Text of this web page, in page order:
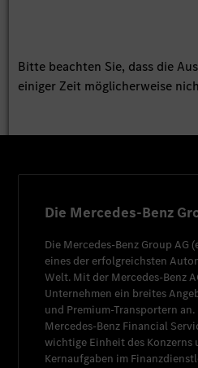
Bitte beachten Sie, dass die
einiger Zeit möglicherweise
Die Mercedes-Benz
Die Mercedes-Benz Group AG
eines der erfolgreichsten
Welt. Mit der Mercedes-Benz
Unternehmen ein breites
und Premium-Transportern an.
Mercedes-Benz Financial
wichtige Einheit des Konzerns
Kernaufgaben im